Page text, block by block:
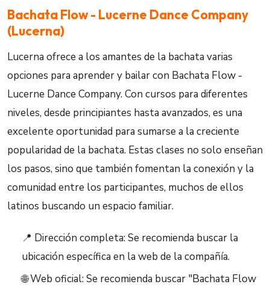
Bachata Flow - Lucerne Dance Company
(Lucerna)
Lucerna ofrece a los amantes de la bachata varias
opciones para aprender y bailar con Bachata Flow -
Lucerne Dance Company. Con cursos para diferentes
niveles, desde principiantes hasta avanzados, es una
excelente oportunidad para sumarse a la creciente
popularidad de la bachata. Estas clases no solo enseñan
los pasos, sino que también fomentan la conexión y la
comunidad entre los participantes, muchos de ellos
latinos buscando un espacio familiar.
📍 Dirección completa: Se recomienda buscar la
ubicación específica en la web de la compañía.
🌐 Web oficial: Se recomienda buscar "Bachata Flow